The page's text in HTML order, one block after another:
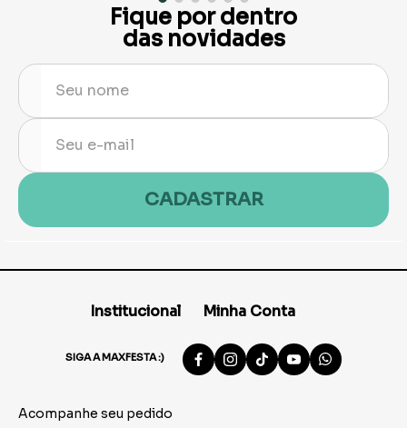
Fique por dentro
das novidades
CADASTRAR
Institucional Minha Conta
SIGA A MAXFESTA :)
Acompanhe seu pedido